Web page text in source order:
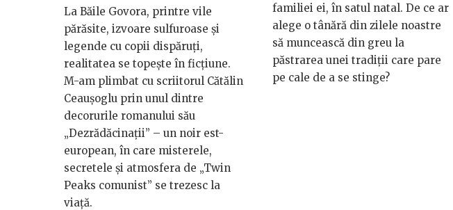
La Băile Govora, printre vile
părăsite, izvoare sulfuroase și
legende cu copii dispăruți,
realitatea se topește în ficțiune.
M-am plimbat cu scriitorul Cătălin
Ceaușoglu prin unul dintre
decorurile romanului său
„Dezrădăcinații” – un noir est-
european, în care misterele,
secretele și atmosfera de „Twin
Peaks comunist” se trezesc la
viață.
familiei ei, în satul natal. De ce ar
alege o tânără din zilele noastre
să muncească din greu la
păstrarea unei tradiții care pare
pe cale de a se stinge?